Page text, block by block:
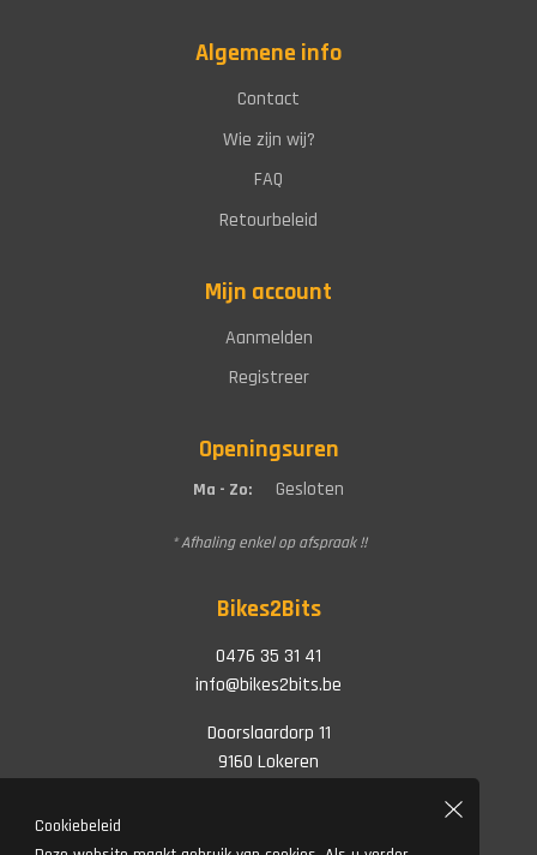
Algemene info
Contact
Wie zijn wij?
FAQ
Retourbeleid
Mijn account
Aanmelden
Registreer
Openingsuren
Ma - Zo: Gesloten
* Afhaling enkel op afspraak !!
Bikes2Bits
0476 35 31 41
info@bikes2bits.be
Doorslaardorp 11
9160 Lokeren
Cookiebeleid